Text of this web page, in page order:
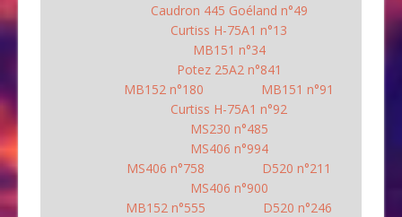
Caudron 445 Goéland n°49
Curtiss H-75A1 n°13
MB151 n°34
Potez 25A2 n°841
MB152 n°180
MB151 n°91
Curtiss H-75A1 n°92
MS230 n°485
MS406 n°994
MS406 n°758
D520 n°211
MS406 n°900
MB152 n°555
D520 n°246